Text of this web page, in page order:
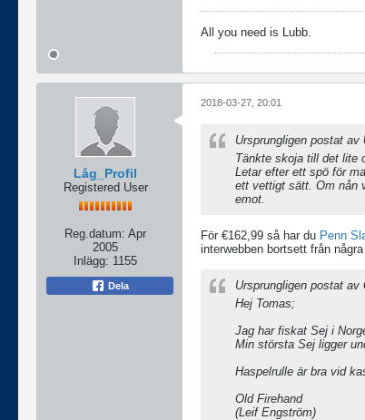
All you need is Lubb.
Låg_Profil
Registered User
Reg.datum: Apr
2005
Inlägg: 1155
Dela
2018-03-27, 20:01
Ursprungligen postat av
Tänkte skoja till det lite
Letar efter ett spö för
ett vettigt sätt. Om nån
emot.
För €162,99 så har du Penn
interwebben bortsett från
Ursprungligen postat av
Hej Tomas;
Jag har fiskat Sej i
Min största Sej ligger
Haspelrulle är bra vid
Old Firehand
(Leif Engström)